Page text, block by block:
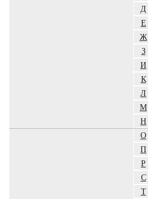
Д
Е
Ж
З
И
К
Л
М
Н
О
П
Р
С
Т